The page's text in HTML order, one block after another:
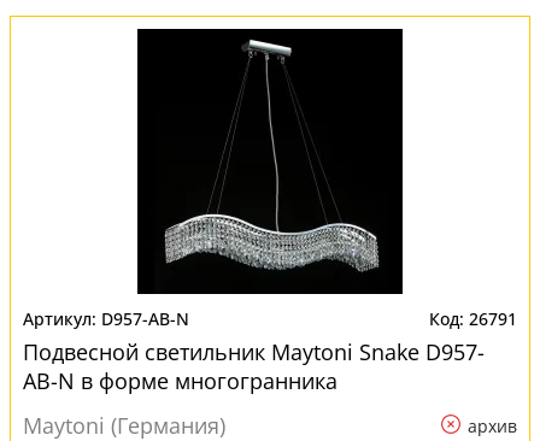
D957-AB-N 26791
Подвесной светильник Maytoni Snake D957-
AB-N в форме многогранника
Maytoni (Германия)
архив